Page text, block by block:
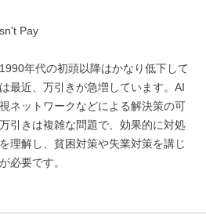
Pay
年代の初頭以降はかなり低下して
最近、万引きが急増しています。AI
ネットワークなどによる解決策の可
引きは複雑な問題で、効果的に対処
理解し、貧困対策や失業対策を講じ
必要です。